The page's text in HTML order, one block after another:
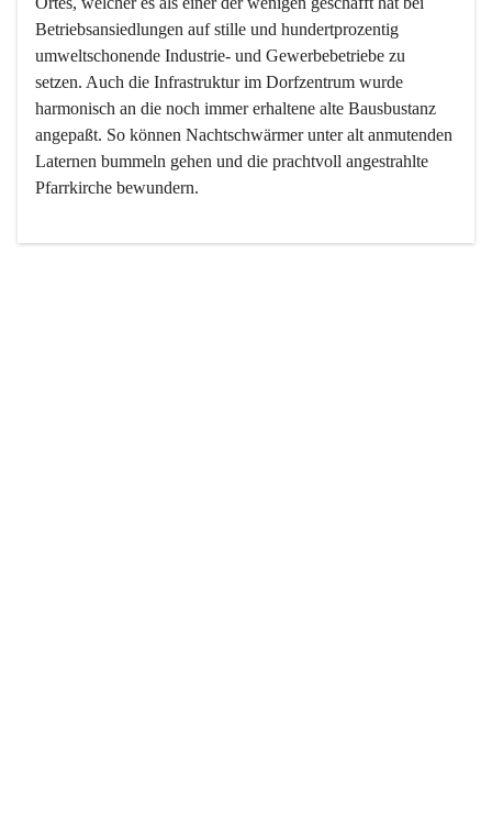
Betriebsansiedlungen auf stille und hundertprozentig
umweltschonende Industrie- und Gewerbebetriebe zu
setzen. Auch die Infrastruktur im Dorfzentrum wurde
harmonisch an die noch immer erhaltene alte Bausbustanz
angepaßt. So können Nachtschwärmer unter alt anmutenden
Laternen bummeln gehen und die prachtvoll angestrahlte
Pfarrkirche bewundern.
Der Weinbau dominert heute nicht mehr, ist aber integrativer